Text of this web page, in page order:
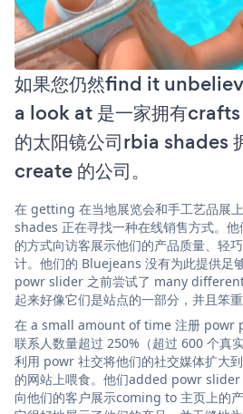
如果您仍然find it
a look at 是一家拥有crafts
的太阳镜公司rbia shades
create 的公司。
在 getting 在当地展览会和手工艺品展
shades 正在寻找一种在线销售方式。
的方式向访客展示他们的产品质量、轻
计。他们的 Bluejeans 没有为此提供足
powr slider 之前尝试了 many
起来好像它们是站点的一部分，并且笨重
在 a small amount of time 注册 powr
联系人数量超过 250%（超过 600 个真
利用 powr 社交将他们的社交媒体扩大
的网站上喂食。他们added powr slider
向他们的客户展示coming to 主页上的产